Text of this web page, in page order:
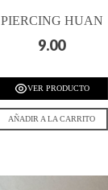
PIERCING HUAN
9.00
VER PRODUCTO
AÑADIR A LA CARRITO